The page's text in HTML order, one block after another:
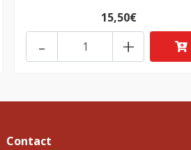
15,50€
+
-
Contact